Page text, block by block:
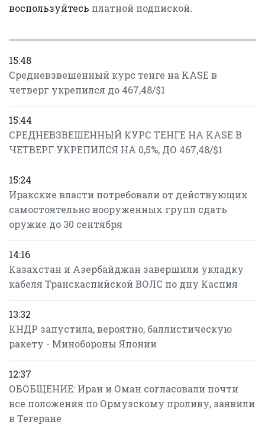
воспользуйтесь платной подпиской.
15:48
Средневзвешенный курс тенге на KASE в
четверг укрепился до 467,48/$1
15:44
СРЕДНЕВЗВЕШЕННЫЙ КУРС ТЕНГЕ НА KASE В
ЧЕТВЕРГ УКРЕПИЛСЯ НА 0,5%, ДО 467,48/$1
15:24
Иракские власти потребовали от действующих
самостоятельно вооруженных групп сдать
оружие до 30 сентября
14:16
Казахстан и Азербайджан завершили укладку
кабеля Транскаспийской ВОЛС по дну Каспия
13:32
КНДР запустила, вероятно, баллистическую
ракету - Минобороны Японии
12:37
ОБОБЩЕНИЕ: Иран и Оман согласовали почти
все положения по Ормузскому проливу, заявили
в Тегеране